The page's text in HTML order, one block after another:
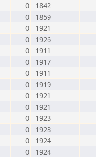
0
1842
0
1859
0
1921
0
1926
0
1911
0
1917
0
1911
0
1919
0
1921
0
1921
0
1923
0
1928
0
1924
0
1924